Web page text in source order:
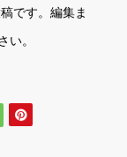
です。編集ま
い。